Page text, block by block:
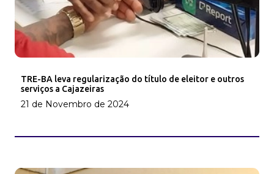
TRE-BA leva regularização do título de eleitor e outros
serviços a Cajazeiras
21 de Novembro de 2024